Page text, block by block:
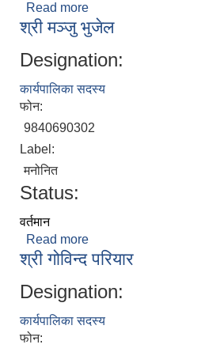
Read more
श्री मञ्‍जु भुजेल
Designation:
कार्यपालिका सदस्य
फोन:
9840690302
Label:
मनोनित
Status:
वर्तमान
Read more
श्री गोविन्द परियार
Designation:
कार्यपालिका सदस्य
फोन: